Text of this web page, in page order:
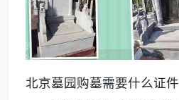
北京墓园购墓需要什么证件